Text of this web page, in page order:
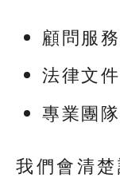
顧問服
法律文
專業團
我們會清